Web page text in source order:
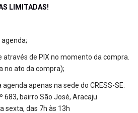
LIMITADAS!
agenda;
de PIX no momento da compra.
no ato da compra);
apenas na sede do CRESS-SE:
683, bairro São José, Aracaju
sexta, das 7h às 13h